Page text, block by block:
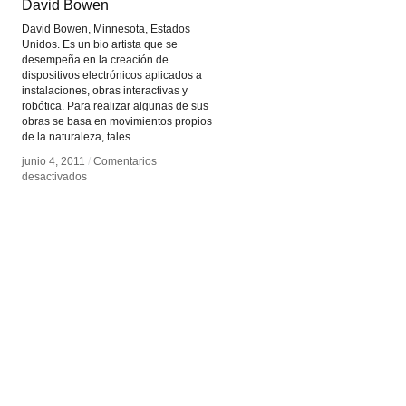
David Bowen
David Bowen, Minnesota, Estados
Unidos. Es un bio artista que se
desempeña en la creación de
dispositivos electrónicos aplicados a
instalaciones, obras interactivas y
robótica. Para realizar algunas de sus
obras se basa en movimientos propios
de la naturaleza, tales
junio 4, 2011 / Comentarios
desactivadosen
David Bowen
junio 4, 2011 / Comentarios
desactivadosen